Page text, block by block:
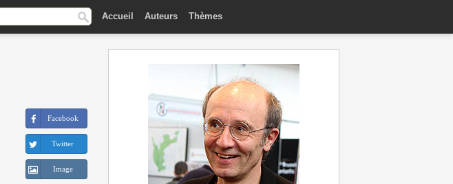
Accueil Auteurs Thèmes
Facebook
Twitter
Image